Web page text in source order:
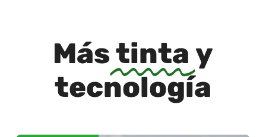
Mástinta y
tecnología